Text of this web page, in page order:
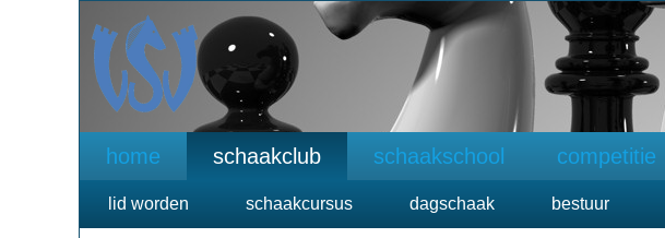
home schaakclub schaakschool competitie
lid worden schaakcursus dagschaak bestuur